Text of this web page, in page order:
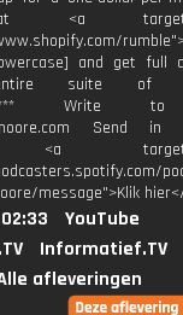
⁠<a
and get full
entire suite of
Write
Send
<a
message">Klik
YouTube
Informatief.TV
afleveringen